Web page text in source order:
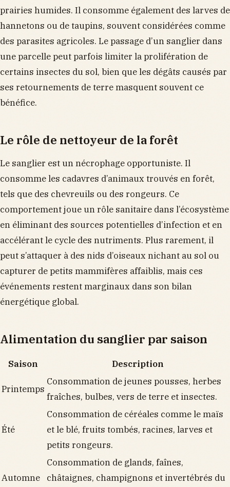
prairies humides. Il consomme également des larves de
hannetons ou de taupins, souvent considérées comme
des parasites agricoles. Le passage d’un sanglier dans
une parcelle peut parfois limiter la prolifération de
certains insectes du sol, bien que les dégâts causés par
ses retournements de terre masquent souvent ce
bénéfice.
Le rôle de nettoyeur de la forêt
Le sanglier est un nécrophage opportuniste. Il
consomme les cadavres d’animaux trouvés en forêt,
tels que des chevreuils ou des rongeurs. Ce
comportement joue un rôle sanitaire dans l’écosystème
en éliminant des sources potentielles d’infection et en
accélérant le cycle des nutriments. Plus rarement, il
peut s’attaquer à des nids d’oiseaux nichant au sol ou
capturer de petits mammifères affaiblis, mais ces
événements restent marginaux dans son bilan
énergétique global.
Alimentation du sanglier par saison
Saison Description
Printemps
Consommation de jeunes pousses, herbes
fraîches, bulbes, vers de terre et insectes.
Été
Consommation de céréales comme le maïs
et le blé, fruits tombés, racines, larves et
petits rongeurs.
Automne
Consommation de glands, faînes,
châtaignes, champignons et invertébrés du